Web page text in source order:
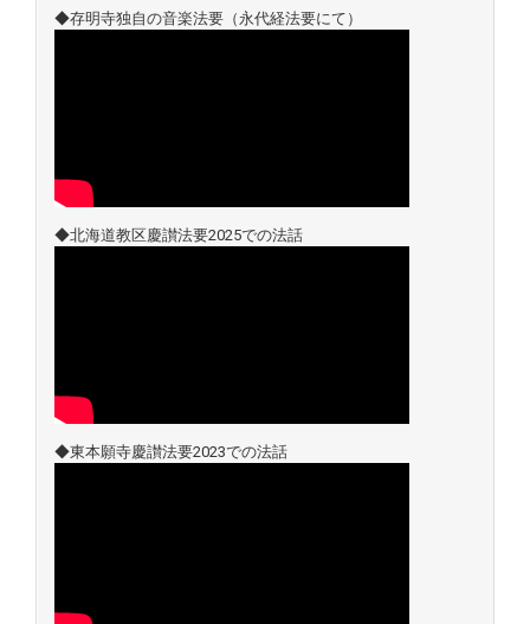
◆存明寺独自の音楽法要（永代経法要にて）
◆北海道教区慶讃法要2025での法話
◆東本願寺慶讃法要2023での法話